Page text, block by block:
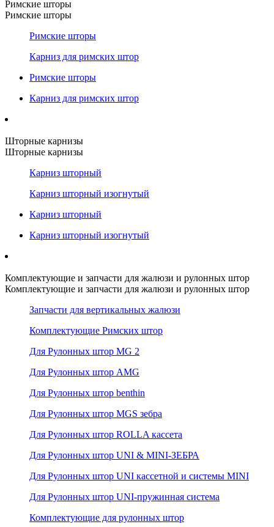
Римские шторы
Римские шторы
Римские шторы
Карниз для римских штор
Римские шторы
Карниз для римских штор
Шторные карнизы
Шторные карнизы
Карниз шторный
Карниз шторный изогнутый
Карниз шторный
Карниз шторный изогнутый
Комплектующие и запчасти для жалюзи и рулонных штор
Комплектующие и запчасти для жалюзи и рулонных штор
Запчасти для вертикальных жалюзи
Комплектующие Римских штор
Для Рулонных штор MG 2
Для Рулонных штор AMG
Для Рулонных штор benthin
Для Рулонных штор MGS зебра
Для Рулонных штор ROLLA кассета
Для Рулонных штор UNI & MINI-ЗЕБРА
Для Рулонных штор UNI кассетной и системы MINI
Для Рулонных штор UNI-пружинная система
Комплектующие для рулонных штор